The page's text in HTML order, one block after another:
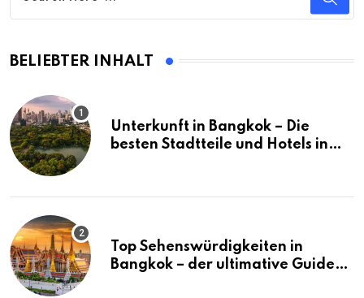
BELIEBTER INHALT
Unterkunft in Bangkok – Die
besten Stadtteile und Hotels in
Top Sehenswürdigkeiten in
Bangkok – der ultimative Guide